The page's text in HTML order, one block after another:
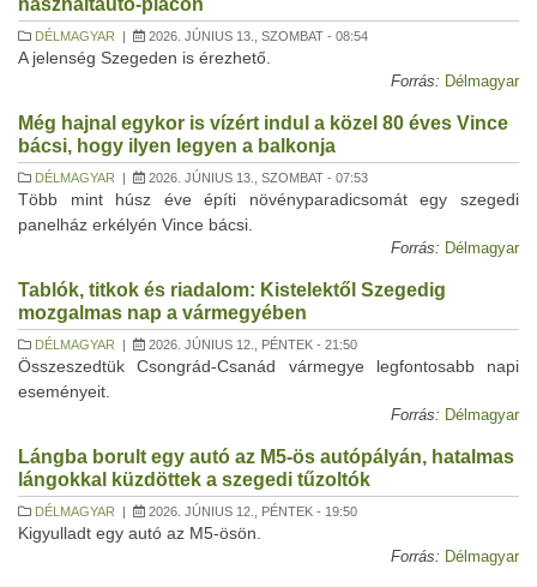
használtautó-piacon
DÉLMAGYAR | 2026. JÚNIUS 13., SZOMBAT - 08:54
A jelenség Szegeden is érezhető.
Forrás: Délmagyar
Még hajnal egykor is vízért indul a közel 80 éves Vince
bácsi, hogy ilyen legyen a balkonja
DÉLMAGYAR | 2026. JÚNIUS 13., SZOMBAT - 07:53
Több mint húsz éve építi növényparadicsomát egy szegedi
panelház erkélyén Vince bácsi.
Forrás: Délmagyar
Tablók, titkok és riadalom: Kistelektől Szegedig
mozgalmas nap a vármegyében
DÉLMAGYAR | 2026. JÚNIUS 12., PÉNTEK - 21:50
Összeszedtük Csongrád-Csanád vármegye legfontosabb napi
eseményeit.
Forrás: Délmagyar
Lángba borult egy autó az M5-ös autópályán, hatalmas
lángokkal küzdöttek a szegedi tűzoltók
DÉLMAGYAR | 2026. JÚNIUS 12., PÉNTEK - 19:50
Kigyulladt egy autó az M5-ösön.
Forrás: Délmagyar